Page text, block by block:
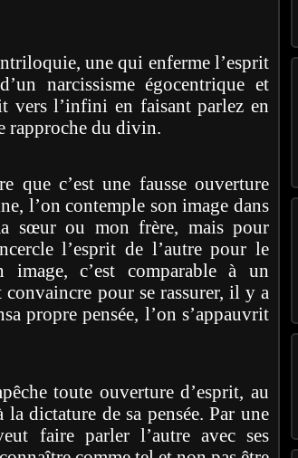
une qui enferme l’esprit
narcissisme égocentrique et
vers l’infini en faisant parlez en
rapproche du divin.
que c’est une fausse ouverture
l’on contemple son image dans
sœur ou mon frère, mais pour
l’esprit de l’autre pour le
c’est comparable à un
pour se rassurer, il y a
propre pensée, l’on s’appauvrit
toute ouverture d’esprit, au
dictature de sa pensée. Par une
faire parler l’autre avec ses